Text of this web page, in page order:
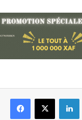
FacebookX